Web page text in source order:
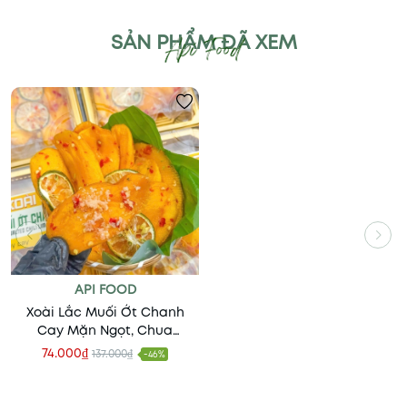
SẢN PHẨM ĐÃ XEM
API FOOD
Xoài Lắc Muối Ớt Chanh
Cay Mặn Ngọt, Chua
Chua, Giòn Giòn Siêu
74.000₫ 137.000₫ -46%